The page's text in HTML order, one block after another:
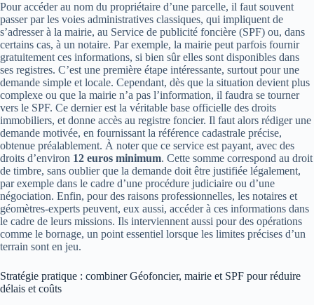
Pour accéder au nom du propriétaire d’une parcelle, il faut souvent
passer par les voies administratives classiques, qui impliquent de
s’adresser à la mairie, au Service de publicité foncière (SPF) ou, dans
certains cas, à un notaire. Par exemple, la mairie peut parfois fournir
gratuitement ces informations, si bien sûr elles sont disponibles dans
ses registres. C’est une première étape intéressante, surtout pour une
demande simple et locale. Cependant, dès que la situation devient plus
complexe ou que la mairie n’a pas l’information, il faudra se tourner
vers le SPF. Ce dernier est la véritable base officielle des droits
immobiliers, et donne accès au registre foncier. Il faut alors rédiger une
demande motivée, en fournissant la référence cadastrale précise,
obtenue préalablement. À noter que ce service est payant, avec des
droits d’environ 12 euros minimum. Cette somme correspond au droit
de timbre, sans oublier que la demande doit être justifiée légalement,
par exemple dans le cadre d’une procédure judiciaire ou d’une
négociation. Enfin, pour des raisons professionnelles, les notaires et
géomètres-experts peuvent, eux aussi, accéder à ces informations dans
le cadre de leurs missions. Ils interviennent aussi pour des opérations
comme le bornage, un point essentiel lorsque les limites précises d’un
terrain sont en jeu.
Stratégie pratique : combiner Géofoncier, mairie et SPF pour réduire
délais et coûts